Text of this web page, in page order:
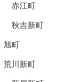
赤江町
秋吉新町
旭町
荒川新町